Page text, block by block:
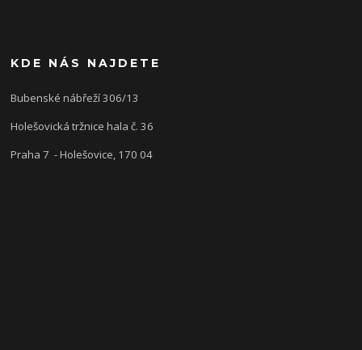
KDE NÁS NAJDETE
Bubenské nábřeží 306/13
Holešovická tržnice hala č. 36
Praha 7 - Holešovice, 170 04